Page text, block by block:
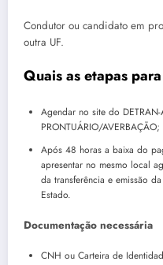
Condutor ou candidato em
outra UF.
Quais as etapas
Agendar no site do
PRONTUÁRIO/AVERBAÇÃO;
Após 48 horas a baixa do
apresentar no mesmo local
da transferência e emissão
Estado.
Documentação necessária
CNH ou Carteira de